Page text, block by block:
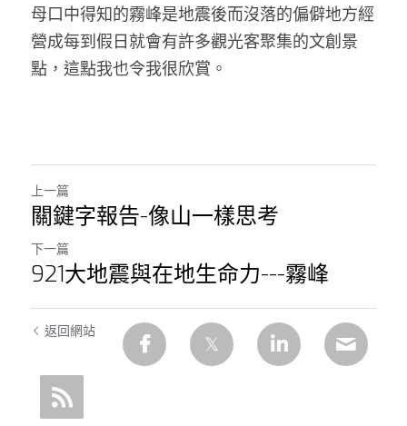
母口中得知的霧峰是地震後而沒落的偏僻地方經
營成每到假日就會有許多觀光客聚集的文創景
點，這點我也令我很欣賞。
上一篇
關鍵字報告-像山一樣思考
下一篇
921大地震與在地生命力---霧峰
返回網站